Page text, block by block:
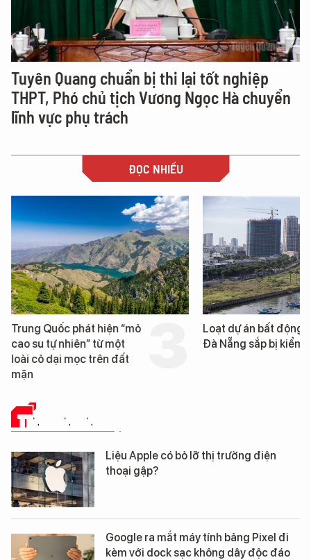
Tuyên Quang chuẩn bị thi lại tốt nghiệp
THPT, Phó chủ tịch Vương Ngọc Hà chuyển
lĩnh vực phụ trách
ĐỌC NHIỀU
Loạt dự án bất động sản ở
Đà Nẵng sắp bị kiểm tra
Nga xây dựng
km "hành lang
TIN CÔNG NGHỆ
Liệu Apple có bỏ lỡ thị trường điện
thoại gập?
Google ra mắt máy tính bảng Pixel đi
kèm với dock sạc không dây độc đáo